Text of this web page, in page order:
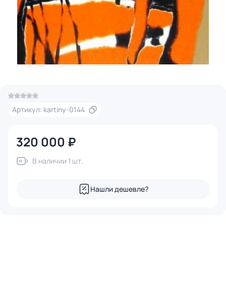
Артикул: kartiny-0144
320 000 ₽
В наличии 1 шт.
Нашли дешевле?